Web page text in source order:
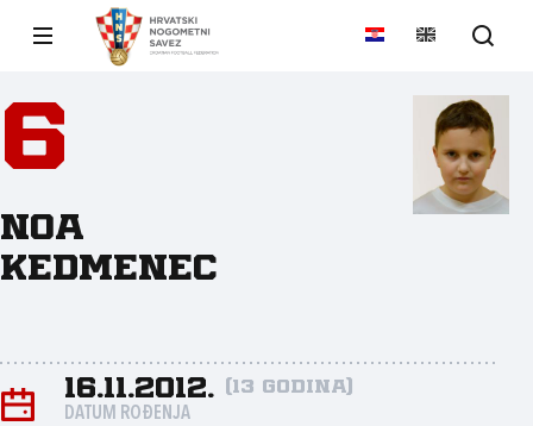
6
Noa
Kedmenec
16.11.2012. (13 godina)
DATUM ROĐENJA